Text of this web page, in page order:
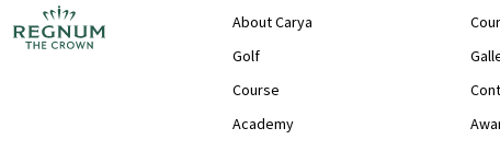
About Carya
Golf
Course
Academy